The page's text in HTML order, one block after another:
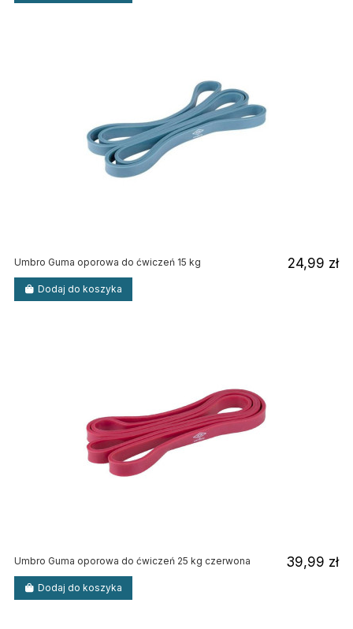
Umbro Guma oporowa do ćwiczeń 15 kg 24,99 zł
Dodaj do koszyka
Umbro Guma oporowa do ćwiczeń 25 kg czerwona 39,99 zł
Dodaj do koszyka